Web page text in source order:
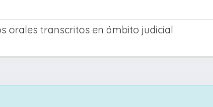
orales transcritos en ámbito judicial